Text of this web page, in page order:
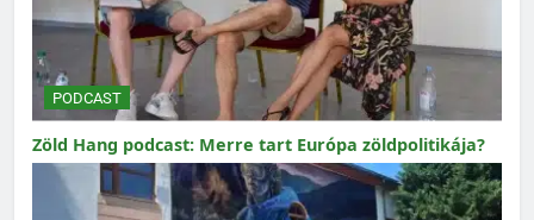
PODCAST
Zöld Hang podcast: Merre tart Európa zöldpolitikája?